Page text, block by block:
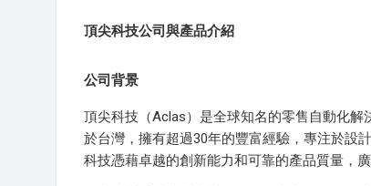
頂尖科技公司與產品介紹
公司背景
頂尖科技（Aclas）是全球知名的零售自動化
於台灣，擁有超過30年的豐富經驗，專注於設
科技憑藉卓越的創新能力和可靠的產品質量，